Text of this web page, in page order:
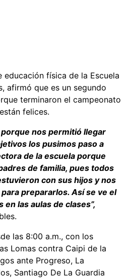
educación física de la Escuela
afirmó que es un segundo
terminaron el campeonato
felices.
porque nos permitió llegar
los pusimos paso a
de la escuela porque
de familia, pues todos
con sus hijos y nos
prepararlos. Así se ve el
las aulas de clases”,
las 8:00 a.m., con los
Lomas contra Caipi de la
ante Progreso, La
Santiago De La Guardia